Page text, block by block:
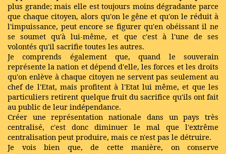
plus grande; mais elle est toujours moins dégradante parce
que chaque citoyen, alors qu'on le gêne et qu'on le réduit à
l'impuissance, peut encore se figurer qu'en obéissant il ne
se soumet qu'à lui-même, et que c'est à l'une de ses
volontés qu'il sacrifie toutes les autres.
Je comprends également que, quand le souverain
représente la nation et dépend d'elle, les forces et les droits
qu'on enlève à chaque citoyen ne servent pas seulement au
chef de l'Etat, mais profitent à l'Etat lui même, et que les
particuliers retirent quelque fruit du sacrifice qu'ils ont fait
au public de leur indépendance.
Créer une représentation nationale dans un pays très
centralisé, c'est donc diminuer le mal que l'extrême
centralisation peut produire, mais ce n'est pas le détruire.
Je vois bien que, de cette manière, on conserve